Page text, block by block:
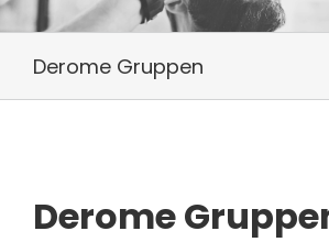
Derome Gruppen
Derome